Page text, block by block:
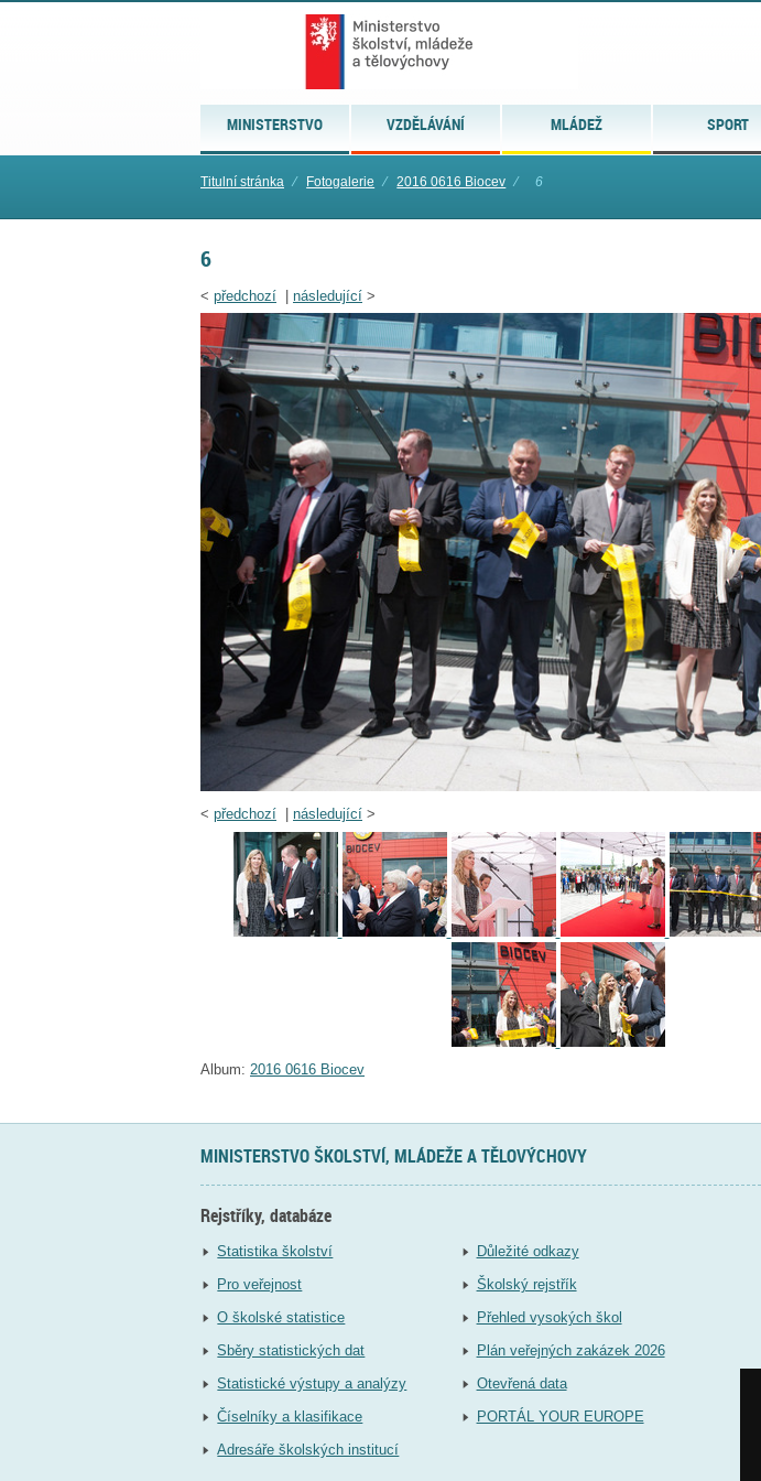
MINISTERSTVO VZDĚLÁVÁNÍ MLÁDEŽ SPORT
Titulní stránka ⁄ Fotogalerie ⁄ 2016 0616 Biocev ⁄ 6
6
< předchozí následující >
< předchozí následující >
Album: 2016 0616 Biocev
MINISTERSTVO ŠKOLSTVÍ, MLÁDEŽE A TĚLOVÝCHOVY
Rejstříky, databáze
Statistika školství
Pro veřejnost
O školské statistice
Sběry statistických dat
Statistické výstupy a analýzy
Číselníky a klasifikace
Adresáře školských institucí
Důležité odkazy
Školský rejstřík
Přehled vysokých škol
Plán veřejných zakázek 2026
Otevřená data
PORTÁL YOUR EUROPE